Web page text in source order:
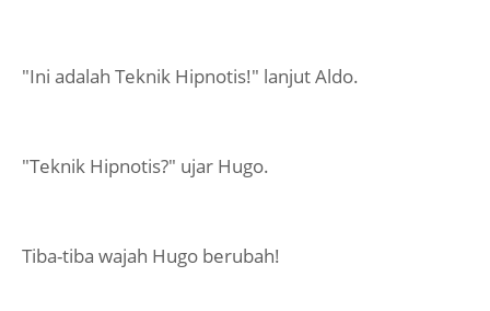
"Ini adalah Teknik Hipnotis!" lanjut Aldo.
"Teknik Hipnotis?" ujar Hugo.
Tiba-tiba wajah Hugo berubah!